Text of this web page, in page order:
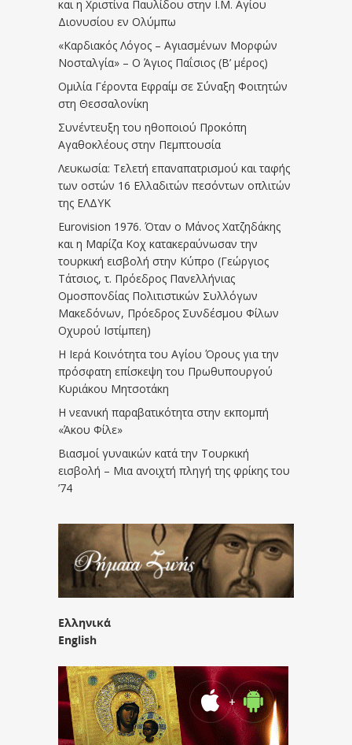
και η Χριστίνα Παυλίδου στην Ι.Μ. Αγίου
Διονυσίου εν Ολύμπω
«Καρδιακός Λόγος – Αγιασμένων Μορφών
Νοσταλγία» – Ο Άγιος Παΐσιος (Β’ μέρος)
Ομιλία Γέροντα Εφραίμ σε Σύναξη Φοιτητών
στη Θεσσαλονίκη
Συνέντευξη του ηθοποιού Προκόπη
Αγαθοκλέους στην Πεμπτουσία
Λευκωσία: Τελετή επαναπατρισμού και ταφής
των οστών 16 Ελλαδιτών πεσόντων οπλιτών
της ΕΛΔΥΚ
Eurovision 1976. Όταν ο Μάνος Χατζηδάκης
και η Μαρίζα Κοχ κατακεραύνωσαν την
τουρκική εισβολή στην Κύπρο (Γεώργιος
Τάτσιος, τ. Πρόεδρος Πανελλήνιας
Ομοσπονδίας Πολιτιστικών Συλλόγων
Μακεδόνων, Πρόεδρος Συνδέσμου Φίλων
Οχυρού Ιστίμπεη)
Η Ιερά Κοινότητα του Αγίου Όρους για την
πρόσφατη επίσκεψη του Πρωθυπουργού
Κυριάκου Μητσοτάκη
Η νεανική παραβατικότητα στην εκπομπή
«Άκου Φίλε»
Βιασμοί γυναικών κατά την Τουρκική
εισβολή – Μια ανοιχτή πληγή της φρίκης του
’74
Ελληνικά
English